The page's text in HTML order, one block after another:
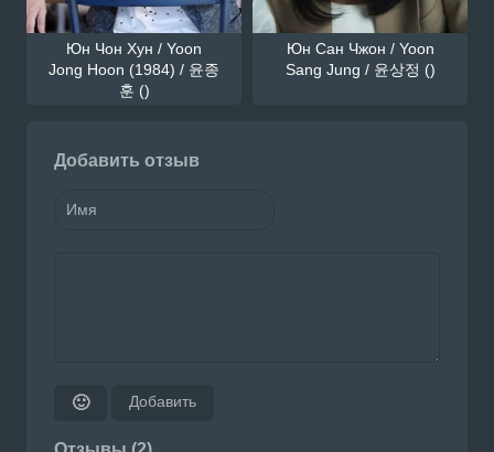
Юн Чон Хун / Yoon
Jong Hoon (1984) / 윤종
훈 ()
Юн Сан Чжон / Yoon
Sang Jung / 윤상정 ()
Добавить отзыв
🙂 Добавить